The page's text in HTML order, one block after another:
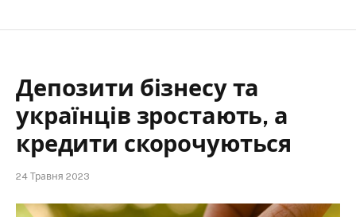
Депозити бізнесу та
українців зростають, а
кредити скорочуються
24 Травня 2023